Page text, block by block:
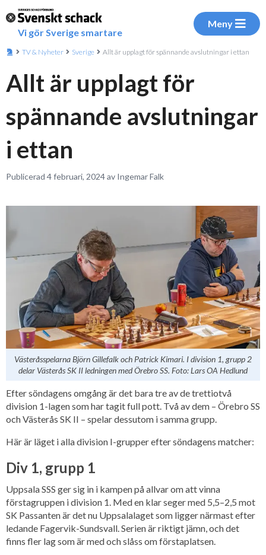
Vi gör Sverige smartare
Meny
TV & Nyheter Sverige Allt är upplagt för spännande avslutningar i ettan
Allt är upplagt för
spännande avslutningar
i ettan
Publicerad 4 februari, 2024 av Ingemar Falk
Västeråsspelarna Björn Gillefalk och Patrick Kimari. I division 1, grupp 2
delar Västerås SK II ledningen med Örebro SS. Foto: Lars OA Hedlund
Efter söndagens omgång är det bara tre av de trettiotvå
division 1-lagen som har tagit full pott. Två av dem – Örebro SS
och Västerås SK II – spelar dessutom i samma grupp.
Här är läget i alla division I-grupper efter söndagens matcher:
Div 1, grupp 1
Uppsala SSS ger sig in i kampen på allvar om att vinna
förstagruppen i division 1. Med en klar seger med 5,5–2,5 mot
SK Passanten är det nu Uppsalalaget som ligger närmast efter
ledande Fagervik-Sundsvall. Serien är riktigt jämn, och det
finns fler lag som är med och slåss om förstaplatsen.